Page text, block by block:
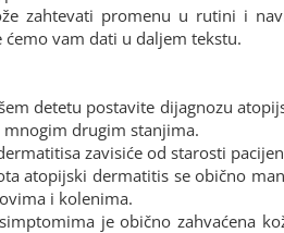
zahtevati promenu u rutini i
vam dati u daljem tekstu.
detetu postavite dijagnozu
drugim stanjima.
zavisiće od starosti
atopijski dermatitis se obično
i kolenima.
je obično zahvaćena